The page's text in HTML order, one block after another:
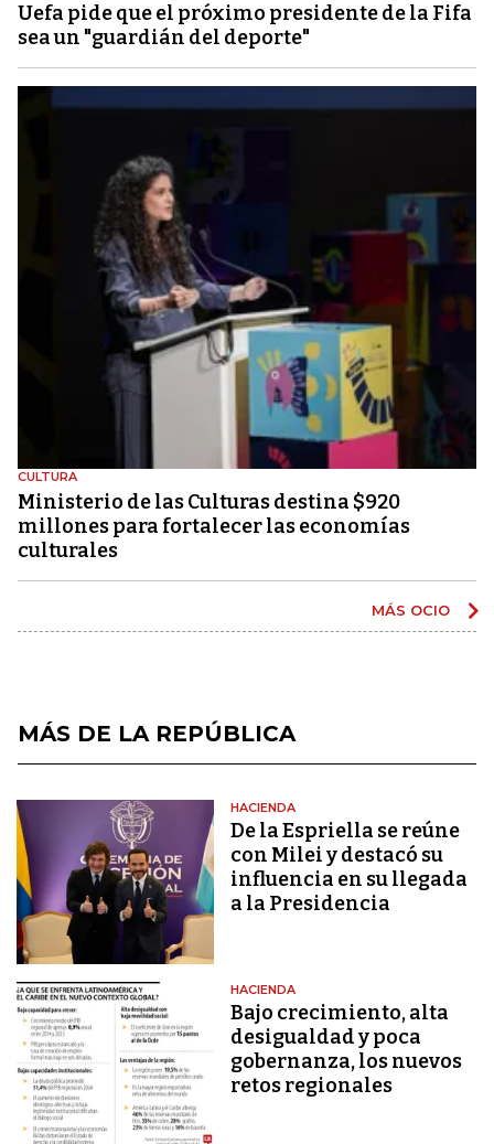
Uefa pide que el próximo presidente de la Fifa
sea un "guardián del deporte"
CULTURA
Ministerio de las Culturas destina $920
millones para fortalecer las economías
culturales
MÁS OCIO
MÁS DE LA REPÚBLICA
HACIENDA
De la Espriella se reúne
con Milei y destacó su
influencia en su llegada
a la Presidencia
HACIENDA
Bajo crecimiento, alta
desigualdad y poca
gobernanza, los nuevos
retos regionales